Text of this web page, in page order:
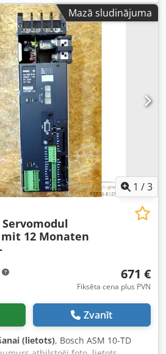
Agxsrf
Mazā sludinājuma
1 /3
Servomodul
12 Monaten
671 €
Fiksēta cena plus PVN
Zvanīt
(lietots), Bosch ASM 10-TD